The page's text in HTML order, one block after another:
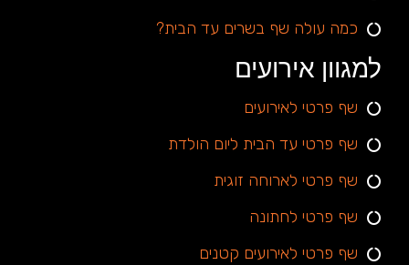
כמה עולה שף בשרים עד הבית?
למגוון אירועים
שף פרטי לאירועים
שף פרטי עד הבית ליום הולדת
שף פרטי לארוחה זוגית
שף פרטי לחתונה
שף פרטי לאירועים קטנים